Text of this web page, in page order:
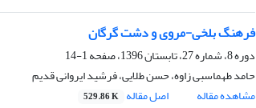
فرهنگ بلخی-مروی و دشت گرگان
دوره 8، شماره 27، تابستان 1396، صفحه
1-14
حامد طهماسبی زاوه، حسن طلایی، فرشید ایروانی قدیم
مشاهده مقاله
اصل مقاله 529.86 K